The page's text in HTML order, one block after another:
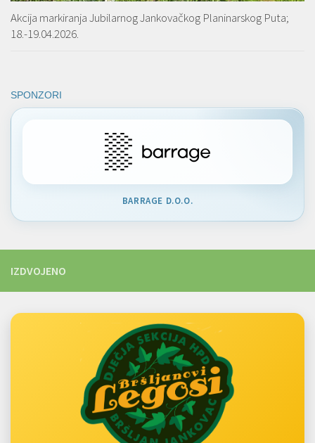
Akcija markiranja Jubilarnog Jankovačkog Planinarskog Puta;
18.-19.04.2026.
SPONZORI
BARRAGE D.O.O.
IZDVOJENO